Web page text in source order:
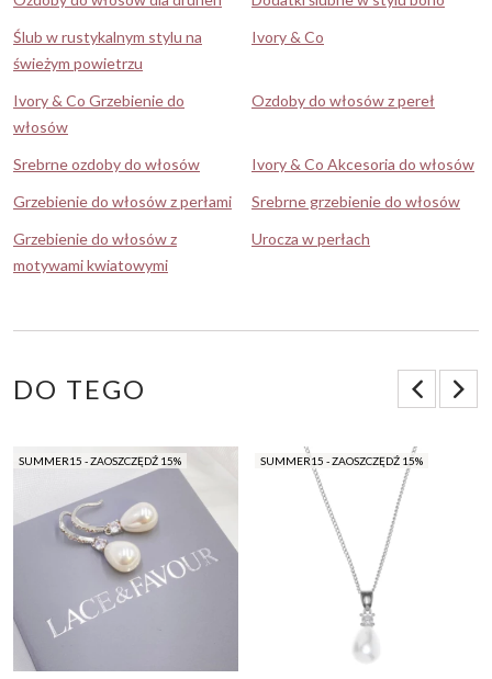
Ślub w rustykalnym stylu na
świeżym powietrzu
Ivory & Co
Ivory & Co Grzebienie do
włosów
Ozdoby do włosów z pereł
Srebrne ozdoby do włosów
Ivory & Co Akcesoria do włosów
Grzebienie do włosów z perłami
Srebrne grzebienie do włosów
Grzebienie do włosów z
motywami kwiatowymi
Urocza w perłach
DO TEGO
SUMMER15 - ZAOSZCZĘDŹ 15% SUMMER15 - ZAOSZCZĘDŹ 15%